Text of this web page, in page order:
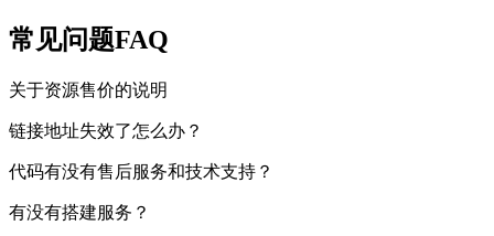
常见问题FAQ
关于资源售价的说明
链接地址失效了怎么办？
代码有没有售后服务和技术支持？
有没有搭建服务？